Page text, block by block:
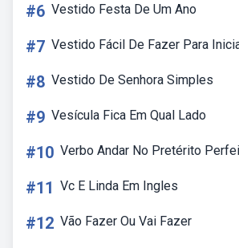
#6 Vestido Festa De Um Ano
#7 Vestido Fácil De Fazer Para
#8 Vestido De Senhora Simples
#9 Vesícula Fica Em Qual Lado
#10 Verbo Andar No Pretérito
#11 Vc E Linda Em Ingles
#12 Vão Fazer Ou Vai Fazer